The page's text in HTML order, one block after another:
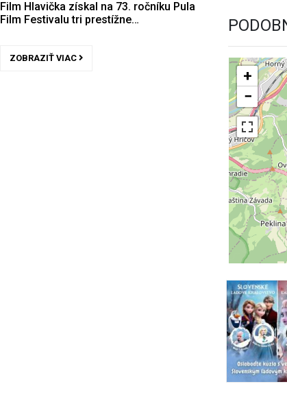
Film Hlavička získal na 73. ročníku Pula
Film Festivalu tri prestížne…
ZOBRAZIŤ VIAC
+
−